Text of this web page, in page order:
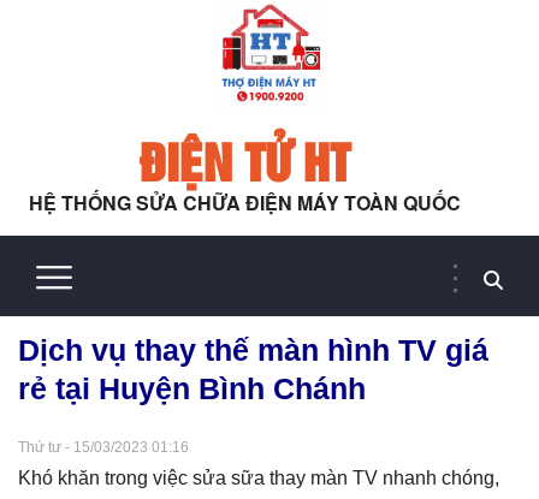
ĐIỆN TỬ HT
HỆ THỐNG SỬA CHỮA ĐIỆN MÁY TOÀN QUỐC
Dịch vụ thay thế màn hình TV giá
rẻ tại Huyện Bình Chánh
Thứ tư - 15/03/2023 01:16
Khó khăn trong việc sửa sữa thay màn TV nhanh chóng,